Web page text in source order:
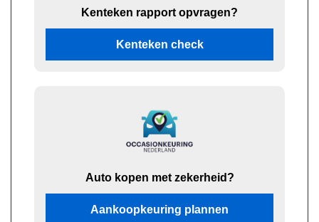
Kenteken rapport opvragen?
Kenteken check
Auto kopen met zekerheid?
Aankoopkeuring plannen